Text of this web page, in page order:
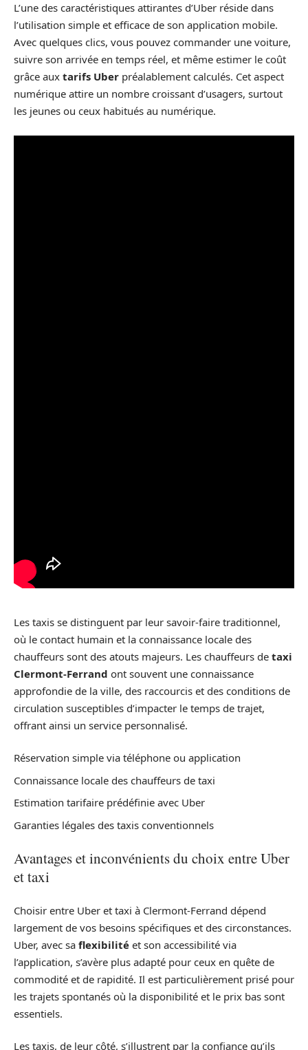
L’une des caractéristiques attirantes d’Uber réside dans
l’utilisation simple et efficace de son application mobile.
Avec quelques clics, vous pouvez commander une voiture,
suivre son arrivée en temps réel, et même estimer le coût
grâce aux tarifs Uber préalablement calculés. Cet aspect
numérique attire un nombre croissant d’usagers, surtout
les jeunes ou ceux habitués au numérique.
Les taxis se distinguent par leur savoir-faire traditionnel,
où le contact humain et la connaissance locale des
chauffeurs sont des atouts majeurs. Les chauffeurs de taxi
Clermont-Ferrand ont souvent une connaissance
approfondie de la ville, des raccourcis et des conditions de
circulation susceptibles d’impacter le temps de trajet,
offrant ainsi un service personnalisé.
Réservation simple via téléphone ou application
Connaissance locale des chauffeurs de taxi
Estimation tarifaire prédéfinie avec Uber
Garanties légales des taxis conventionnels
Avantages et inconvénients du choix entre Uber
et taxi
Choisir entre Uber et taxi à Clermont-Ferrand dépend
largement de vos besoins spécifiques et des circonstances.
Uber, avec sa flexibilité et son accessibilité via
l’application, s’avère plus adapté pour ceux en quête de
commodité et de rapidité. Il est particulièrement prisé pour
les trajets spontanés où la disponibilité et le prix bas sont
essentiels.
Les taxis, de leur côté, s’illustrent par la confiance qu’ils